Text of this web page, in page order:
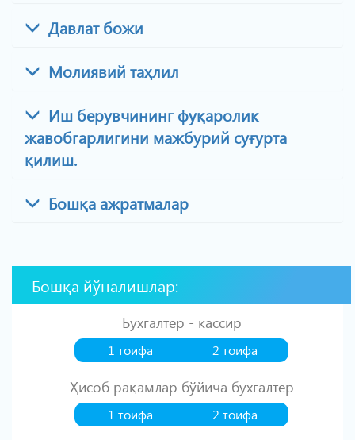
Давлат божи
Молиявий таҳлил
Иш берувчининг фуқаролик
жавобгарлигини мажбурий суғурта
қилиш.
Бошқа ажратмалар
Бошқа йўналишлар:
Бухгалтер - кассир
1 тоифа 2 тоифа
Ҳисоб рақамлар бўйича бухгалтер
1 тоифа 2 тоифа